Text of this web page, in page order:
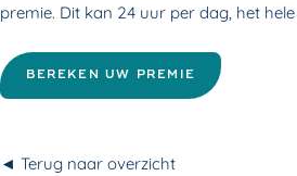
premie. Dit kan 24 uur per dag, het
BEREKEN UW PREMIE
◄ Terug naar overzicht